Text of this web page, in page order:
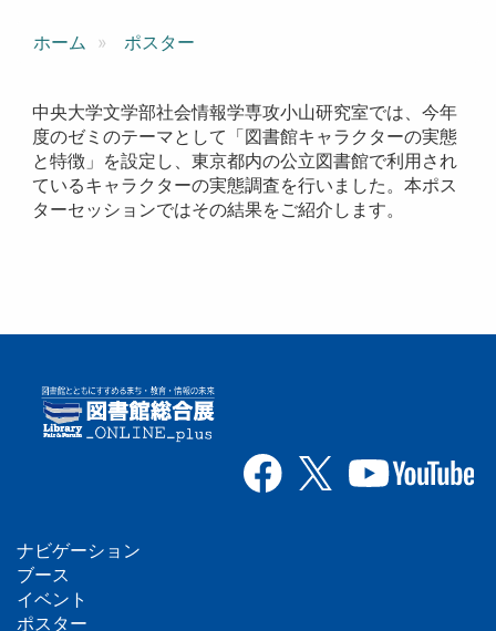
ホーム ポスター
中央大学文学部社会情報学専攻小山研究室では、今年
度のゼミのテーマとして「図書館キャラクターの実態
と特徴」を設定し、東京都内の公立図書館で利用され
ているキャラクターの実態調査を行いました。本ポス
ターセッションではその結果をご紹介します。
フ
ナビゲーション
ブース
イベント
ポスター